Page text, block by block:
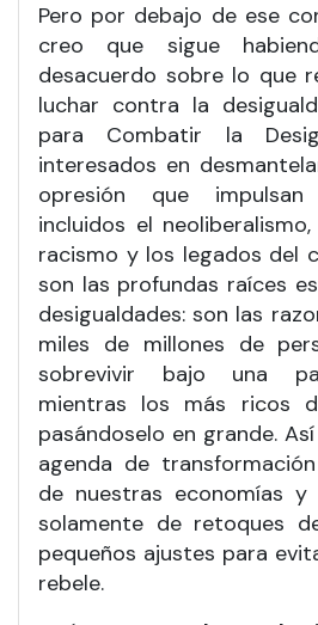
Pero por debajo de ese
creo que sigue
desacuerdo sobre lo que
luchar contra la
para Combatir la
interesados en
opresión que
incluidos el
racismo y los legados del
son las profundas raíces
desigualdades: son las
miles de millones de
sobrevivir bajo una
mientras los más ricos
pasándoselo en grande.
agenda de
de nuestras economías y
solamente de retoques
pequeños ajustes para
rebele.